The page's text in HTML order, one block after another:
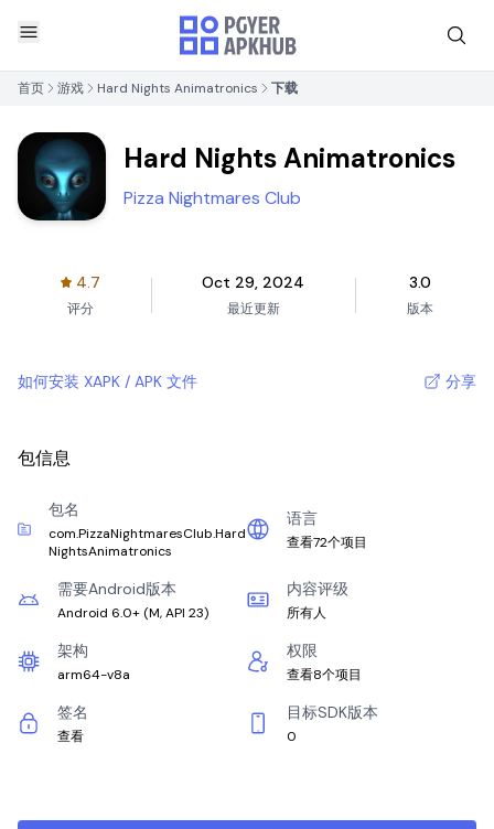
首页 游戏 Hard Nights Animatronics 下载
Hard Nights Animatronics
Pizza Nightmares Club
4.7
评分
Oct 29, 2024
最近更新
3.0
版本
如何安装 XAPK / APK 文件 分享
包信息
包名
com.PizzaNightmaresClub.Hard
NightsAnimatronics
语言
查看72个项目
需要Android版本
Android 6.0+ (M, API 23)
内容评级
所有人
架构
arm64-v8a
权限
查看8个项目
签名
查看
目标SDK版本
0